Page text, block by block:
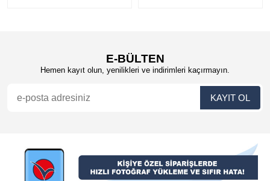
E-BÜLTEN
Hemen kayıt olun, yenilikleri ve indirimleri kaçırmayın.